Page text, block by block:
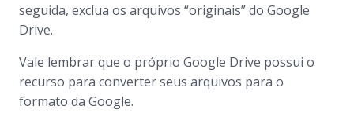
seguida, exclua os arquivos “originais” do Google
Drive.
Vale lembrar que o próprio Google Drive possui o
recurso para converter seus arquivos para o
formato da Google.